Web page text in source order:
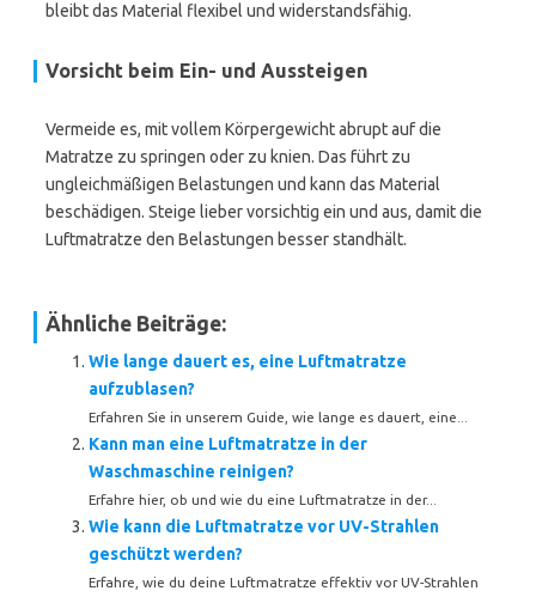
bleibt das Material flexibel und widerstandsfähig.
Vorsicht beim Ein- und Aussteigen
Vermeide es, mit vollem Körpergewicht abrupt auf die
Matratze zu springen oder zu knien. Das führt zu
ungleichmäßigen Belastungen und kann das Material
beschädigen. Steige lieber vorsichtig ein und aus, damit die
Luftmatratze den Belastungen besser standhält.
Ähnliche Beiträge:
Wie lange dauert es, eine Luftmatratze
aufzublasen?
Erfahren Sie in unserem Guide, wie lange es dauert, eine...
Kann man eine Luftmatratze in der
Waschmaschine reinigen?
Erfahre hier, ob und wie du eine Luftmatratze in der...
Wie kann die Luftmatratze vor UV-Strahlen
geschützt werden?
Erfahre, wie du deine Luftmatratze effektiv vor UV-Strahlen